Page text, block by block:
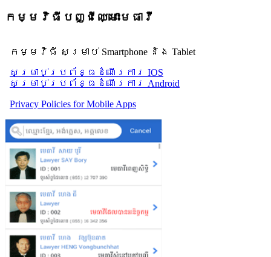
កម្មវិធីបញ្ជីឈ្មោះមេធាវី
កម្មវិធី សម្រាប់ Smartphone និង Tablet
សម្រាប់​ប្រព័ន្ធដំណើរការ IOS
សម្រាប់​ប្រព័ន្ធដំណើរការ Android
Privacy Policies for Mobile Apps